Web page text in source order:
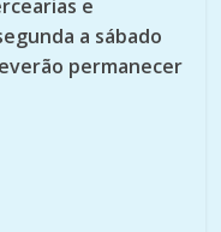
e
a sábado
permanecer